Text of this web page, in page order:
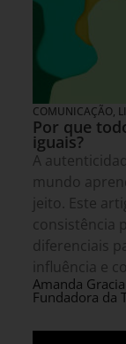
COMUNICAÇÃO,
Por que
iguais?
A
mundo
jeito. Este
consistência
diferenciais
influência e
Amanda
Fundadora da